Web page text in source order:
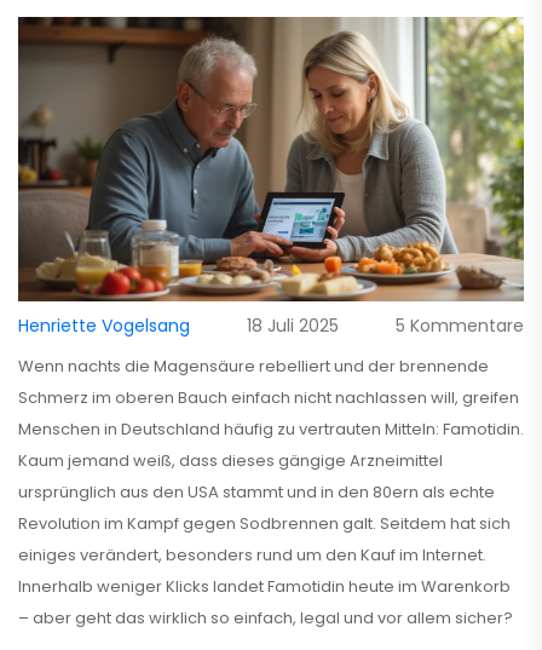
Henriette Vogelsang 18 Juli 2025 5 Kommentare
Wenn nachts die Magensäure rebelliert und der brennende
Schmerz im oberen Bauch einfach nicht nachlassen will, greifen
Menschen in Deutschland häufig zu vertrauten Mitteln: Famotidin.
Kaum jemand weiß, dass dieses gängige Arzneimittel
ursprünglich aus den USA stammt und in den 80ern als echte
Revolution im Kampf gegen Sodbrennen galt. Seitdem hat sich
einiges verändert, besonders rund um den Kauf im Internet.
Innerhalb weniger Klicks landet Famotidin heute im Warenkorb
– aber geht das wirklich so einfach, legal und vor allem sicher?